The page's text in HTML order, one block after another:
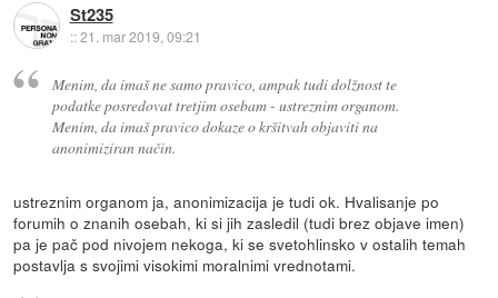
St235
::21. mar 2019, 09:21
Menim, da imaš ne samo pravico, ampak tudi dolžnost te
podatke posredovat tretjim osebam - ustreznim organom.
Menim, da imaš pravico dokaze o kršitvah objaviti na
anonimiziran način.
ustreznim organom ja, anonimizacija je tudi ok. Hvalisanje po
forumih o znanih osebah, ki si jih zasledil (tudi brez objave imen)
pa je pač pod nivojem nekoga, ki se svetohlinsko v ostalih temah
postavlja s svojimi visokimi moralnimi vrednotami.